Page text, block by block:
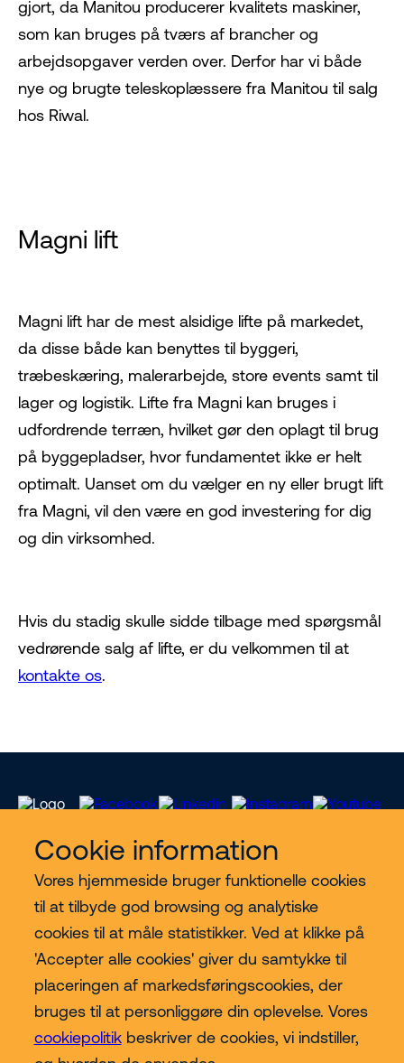
Cookie information
Vores hjemmeside bruger funktionelle cookies
til at tilbyde god browsing og analytiske
cookies til at måle statistikker. Ved at klikke på
'Accepter alle cookies' giver du samtykke til
placeringen af markedsføringscookies, der
bruges til at personliggøre din oplevelse. Vores
cookiepolitikbeskriver de cookies, vi indstiller,
gjort, da Manitou producerer kvalitets maskiner,
som kan bruges på tværs af brancher og
arbejdsopgaver verden over. Derfor har vi både
nye og brugte teleskoplæssere fra Manitou til salg
hos Riwal.
Magni lift
Magni lift har de mest alsidige lifte på markedet,
da disse både kan benyttes til byggeri,
træbeskæring, malerarbejde, store events samt til
lager og logistik. Lifte fra Magni kan bruges i
udfordrende terræn, hvilket gør den oplagt til brug
på byggepladser, hvor fundamentet ikke er helt
optimalt. Uanset om du vælger en ny eller brugt lift
fra Magni, vil den være en god investering for dig
og din virksomhed.
Hvis du stadig skulle sidde tilbage med spørgsmål
vedrørende salg af lifte, er du velkommen til at
kontakte os.
Vores services
Lift kategorier
Contact